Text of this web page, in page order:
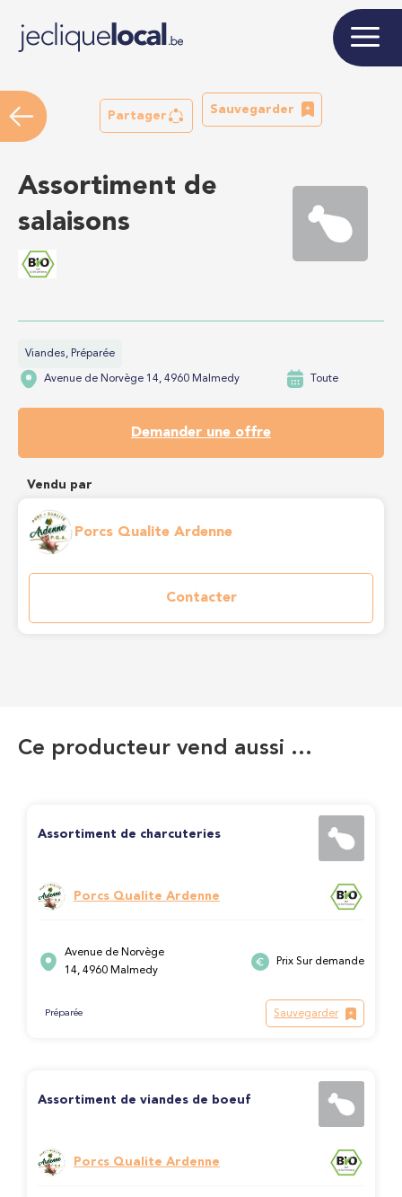
Partager
Sauvegarder
Assortiment de
salaisons
Viandes, Préparée
Avenue de Norvège 14, 4960 Malmedy Toute
Demander une offre
Vendu par
Porcs Qualite Ardenne
Contacter
Ce producteur vend aussi …
Assortiment de charcuteries
Porcs Qualite Ardenne
Avenue de Norvège
14, 4960 Malmedy
Prix Sur demande
Préparée Sauvegarder
Assortiment de viandes de boeuf
Porcs Qualite Ardenne